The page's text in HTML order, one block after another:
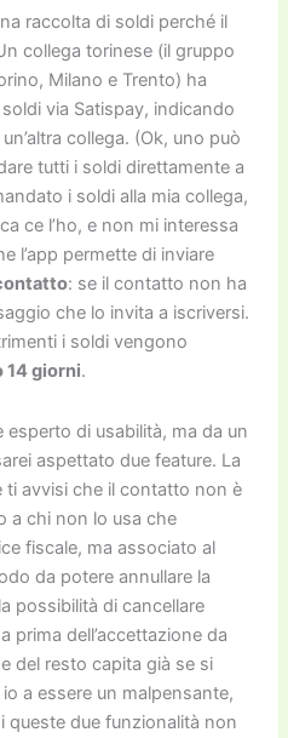
raccolta di soldi perché il
collega torinese (il gruppo
Milano e Trento) ha
via Satispay, indicando
collega. (Ok, uno può
tutti i soldi direttamente a
i soldi alla mia collega,
ce l’ho, e non mi interessa
l’app permette di inviare
: se il contatto non ha
che lo invita a iscriversi.
i soldi vengono
14 giorni.
di usabilità, ma da un
aspettato due feature. La
ti avvisi che il contatto non è
a chi non lo usa che
fiscale, ma associato al
da potere annullare la
possibilità di cancellare
prima dell’accettazione da
del resto capita già se si
a essere un malpensante,
queste due funzionalità non